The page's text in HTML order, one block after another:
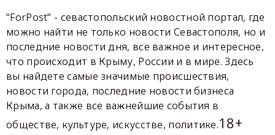
"ForPost" - севастопольский новостной портал, где
можно найти не только новости Севастополя, но и
последние новости дня, все важное и интересное,
что происходит в Крыму, России и в мире. Здесь
вы найдете самые значимые происшествия,
новости города, последние новости бизнеса
Крыма, а также все важнейшие события в
обществе, культуре, искусстве, политике.18+